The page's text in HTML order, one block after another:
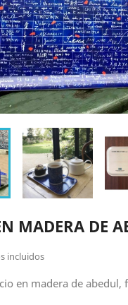
MADERA DE
incluidos
en madera de abedul,